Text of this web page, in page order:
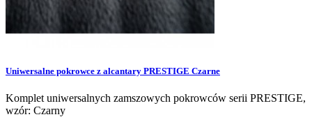
Uniwersalne pokrowce z alcantary PRESTIGE Czarne
Komplet uniwersalnych zamszowych pokrowców serii PRESTIGE,
wzór: Czarny